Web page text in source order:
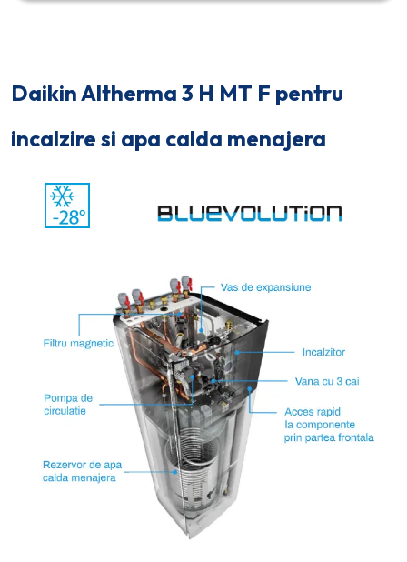
Daikin Altherma 3 H MT F pentru
incalzire si apa calda menajera